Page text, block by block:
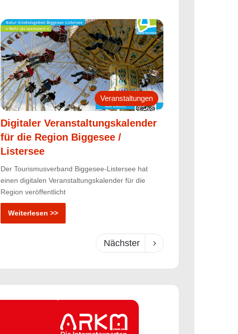
Veranstaltungen
Digitaler Veranstaltungskalender
für die Region Biggesee /
Listersee
Der Tourismusverband Biggesee-Listersee hat
einen digitalen Veranstaltungskalender für die
Region veröffentlicht
Weiterlesen >>
Nächster